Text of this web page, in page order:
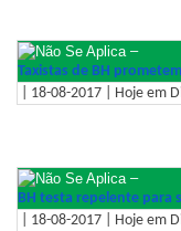
–
Taxistas de BH
| 18-08-2017 | Hoje em
–
BH testa repelente para
| 18-08-2017 | Hoje em